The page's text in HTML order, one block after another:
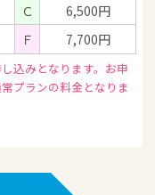
Ｃ
6,500円
Ｆ 7,700円
込みとなります。お申
プランの料金となりま